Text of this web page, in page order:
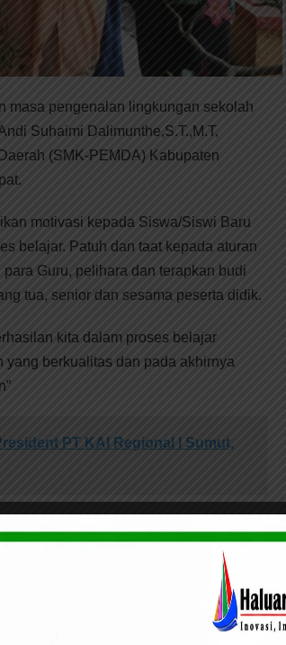
masa pengenalan lingkungan sekolah
Suhaimi Dalimunthe,S.T.,M.T,
(SMK-PEMDA) Kabupaten
motivasi kepada Siswa/Siswi Baru
belajar. Patuh dan taat kepada aturan
Guru, pelihara dan terapkan budi
tua, senior dan sesama peserta didik.
kita dalam proses belajar
berkualitas dan pada akhirnya
PT KAI Regional I Sumut,
memanfaatkan
dunia pendidikan, hindari
Narkoba, karena Narkoba itu
usai memperhatikan situasi kerja